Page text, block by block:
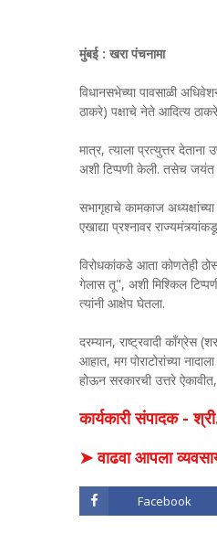
मुंबई : खरा पंचनामा
विधानसभेच्या पावसाळी
ठाकरे) पक्षाचे नेते आदित्य
मात्र, त्याला प्रत्युत्तर
अशी टिप्पणी केली. तसेच जयंत
सभागृहाचे कामकाज
एखाद्या प्रश्नावर
विरोधकांकडे आता कोणतेही
गेलास तू", अशी मिश्किल
त्यांनी आक्षेप घेतला.
दरम्यान, राष्ट्रवादी काँग्रेस
आहात, मग पोराटोरांच्या
होऊन सरकारची उत्तरे
कार्यकारी संपादक -
➤ वाढवा आपला
Facebook